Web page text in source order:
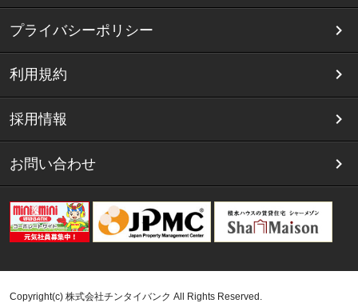
プライバシーポリシー
利用規約
採用情報
お問い合わせ
Copyright(c) 株式会社チンタイバンク All Rights Reserved.